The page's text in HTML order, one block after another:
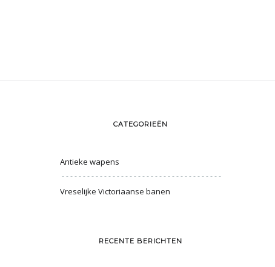
CATEGORIEËN
Antieke wapens
Vreselijke Victoriaanse banen
RECENTE BERICHTEN